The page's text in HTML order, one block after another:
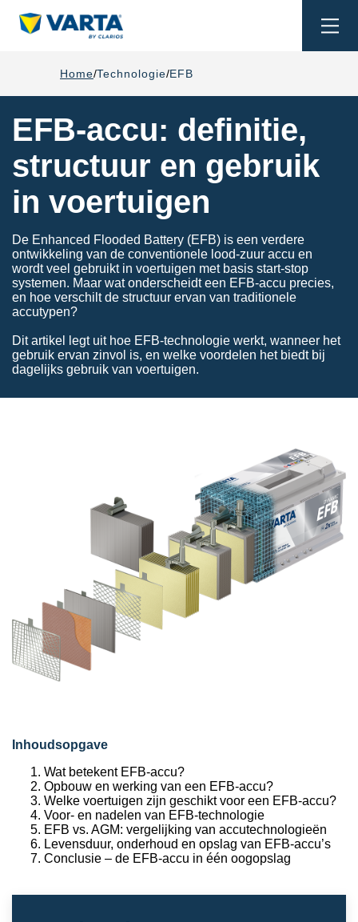
Home Technologie EFB
EFB-accu: definitie,
structuur en gebruik
in voertuigen
De Enhanced Flooded Battery (EFB) is een verdere
ontwikkeling van de conventionele lood-zuur accu en
wordt veel gebruikt in voertuigen met basis start-stop
systemen. Maar wat onderscheidt een EFB-accu precies,
en hoe verschilt de structuur ervan van traditionele
accutypen?
Dit artikel legt uit hoe EFB-technologie werkt, wanneer het
gebruik ervan zinvol is, en welke voordelen het biedt bij
dagelijks gebruik van voertuigen.
Inhoudsopgave
Wat betekent EFB-accu?
Opbouw en werking van een EFB-accu?
Welke voertuigen zijn geschikt voor een EFB-accu?
Voor- en nadelen van EFB-technologie
EFB vs. AGM: vergelijking van accutechnologieën
Levensduur, onderhoud en opslag van EFB-accu’s
Conclusie – de EFB-accu in één oogopslag